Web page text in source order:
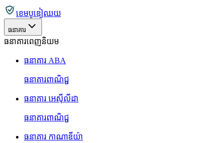
ខេមបូឌៀឈយ
ធនាគារ
ធនាគារពេញនិយម
ធនាគារ ABA
ធនាគារពាណិជ្ជ
ធនាគារ អេស៊ីលីដា
ធនាគារពាណិជ្ជ
ធនាគារ កាណាឌីយ៉ា